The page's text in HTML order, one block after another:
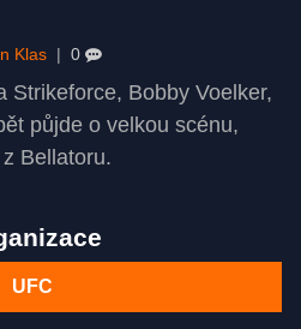
Klas 0
Strikeforce, Bobby Voelker,
půjde o velkou scénu,
Bellatoru.
UFC